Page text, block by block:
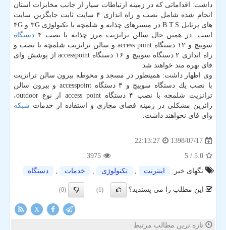
داشت: اقداماتی كه در زمینه ارتباطات سیار از جانب مخابرات استان
انجام شده شامل نصب و راه اندازی ۴ سایت ثابت جایگزین سایت
های پرتابل B.T.S در مسیرهای چذابه و شلمچه با تكنولوژی ۳G و ۴G
است. در همین حال سالن ترانزیت مرز چذابه با نصب ۴
دستگاه
سوییچ و ۱۲ دستگاه access point و سالن ترانزیت شلمچه با نصب و
راه اندازی ۲ دستگاه سوییچ و ۱۶ دستگاه accesspoint از پوشش وای
فای بهره مند خواهند شد.
وی اظهار داشت: همینطور در مسجد و محوطه بیرون سالن ترانزیت
با نصب یك دستگاه سوییچ و ۳ دستگاه accesspoint و بیرون سالن
ترانزیت شلمچه با نصب ۴ دستگاه access point از نوع outdoor،
زائرین مشكلی در زمینه فضای مجازی و استفاده از خدمات شبكه
وای فای نخواهند داشت.
1398/07/17
22:13:27
5.0
/ 5
3975
تگهای خبر:
اینترنت , تكنولوژی , خدمات , دستگاه
این مطلب را می پسندید؟ (1)
(0)
X
تازه ترین مطالب مرتبط